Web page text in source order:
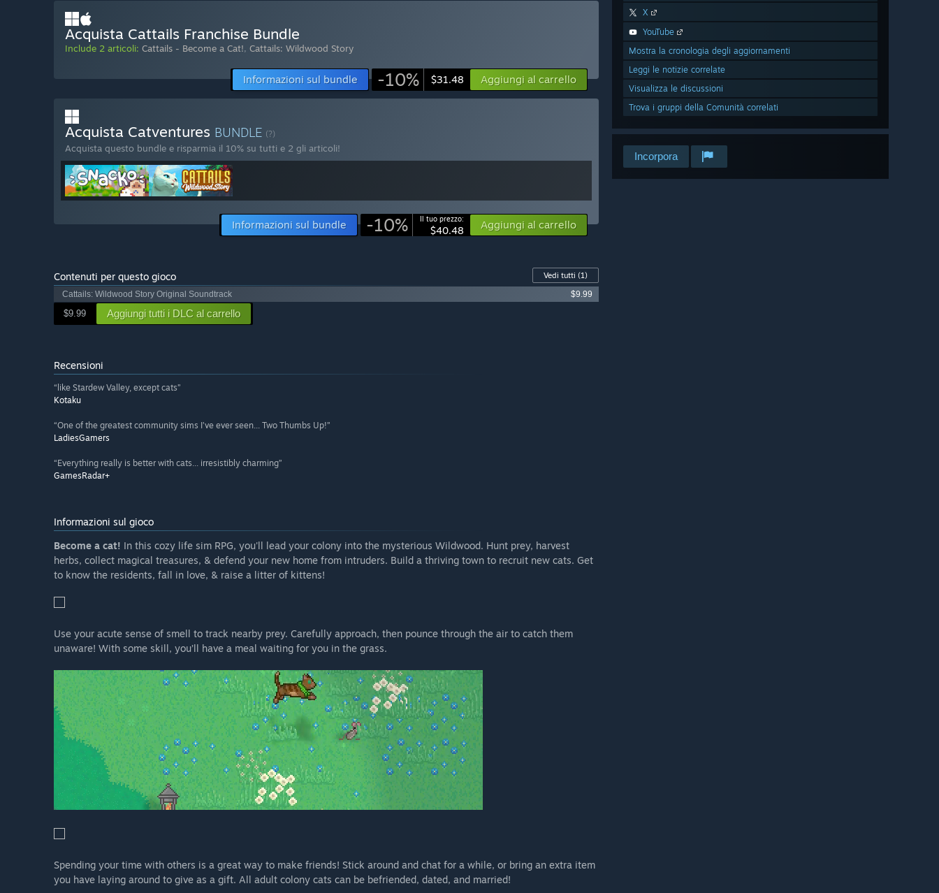
X
YouTube
Mostra la cronologia degli aggiornamenti
Leggi le notizie correlate
Visualizza le discussioni
Trova i gruppi della Comunità correlati
Incorpora
Acquista Cattails Franchise Bundle
Include 2 articoli: Cattails - Become a Cat!, Cattails: Wildwood Story
Informazioni sul bundle -10% $31.48 Aggiungi al carrello
Acquista Catventures BUNDLE (?)
Acquista questo bundle e risparmia il 10% su tutti e 2 gli articoli!
Informazioni sul bundle -10% Il tuo prezzo:
$40.48 Aggiungi al carrello
Contenuti per questo gioco Vedi tutti (1)
Cattails: Wildwood Story Original Soundtrack
$9.99
$9.99 Aggiungi tutti i DLC al carrello
Recensioni
“like Stardew Valley, except cats”
Kotaku
“One of the greatest community sims I’ve ever seen... Two Thumbs Up!”
LadiesGamers
“Everything really is better with cats... irresistibly charming”
GamesRadar+
Informazioni sul gioco
Become a cat! In this cozy life sim RPG, you'll lead your colony into the mysterious Wildwood. Hunt prey, harvest
herbs, collect magical treasures, & defend your new home from intruders. Build a thriving town to recruit new cats. Get
to know the residents, fall in love, & raise a litter of kittens!
Use your acute sense of smell to track nearby prey. Carefully approach, then pounce through the air to catch them
unaware! With some skill, you’ll have a meal waiting for you in the grass.
Spending your time with others is a great way to make friends! Stick around and chat for a while, or bring an extra item
you have laying around to give as a gift. All adult colony cats can be befriended, dated, and married!